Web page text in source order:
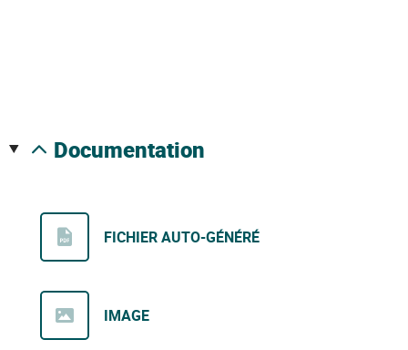
documentation
FICHIER AUTO-GÉNÉRÉ
IMAGE